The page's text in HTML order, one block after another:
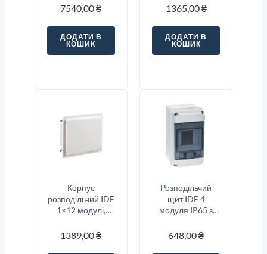
7540,00₴
ДОДАТИ В
КОШИК
231x202x113 мм
1365,00₴
ДОДАТИ В
КОШИК
Корпус
розподільчий IDE
1×12 модулі,
IP40
1389,00₴
Розподільчий
щит IDE 4
модуля IP65 з
177x102x105 мм
648,00₴